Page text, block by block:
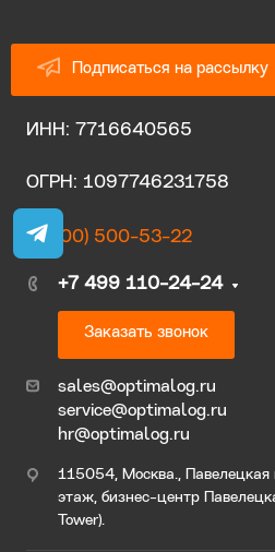
Подписаться на рассылку
ИНН: 7716640565
ОГРН: 1097746231758
8 (800) 500-53-22
+7 499 110-24-24
Заказать звонок
sales@optimalog.ru
service@optimalog.ru
hr@optimalog.ru
115054, Москва.,
этаж, бизнес-центр
Tower).